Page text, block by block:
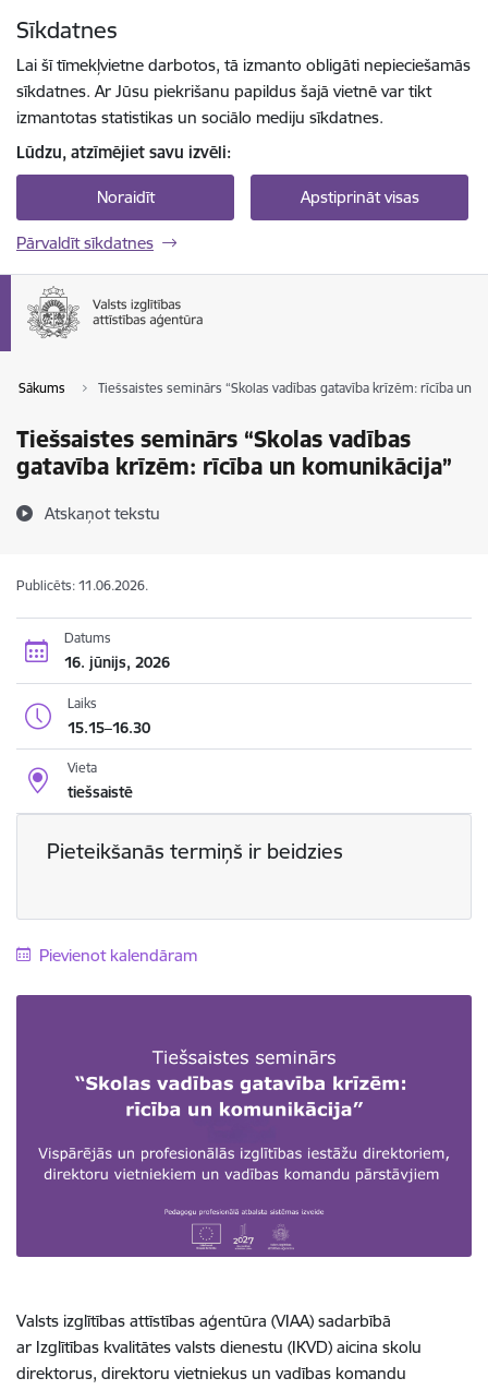
Sīkdatnes
Lai šī tīmekļvietne darbotos, tā izmanto obligāti nepieciešamās
sīkdatnes. Ar Jūsu piekrišanu papildus šajā vietnē var tikt
izmantotas statistikas un sociālo mediju sīkdatnes.
Lūdzu, atzīmējiet savu izvēli:
Noraidīt Apstiprināt visas
Pārvaldīt sīkdatnes
Sākums Tiešsaistes seminārs “Skolas vadības gatavība krīzēm: rīcība un
Tiešsaistes seminārs “Skolas vadības
gatavība krīzēm: rīcība un komunikācija”
Atskaņot tekstu
Publicēts: 11.06.2026.
Datums
16. jūnijs, 2026
Laiks
15.15–16.30
Vieta
tiešsaistē
Pieteikšanās termiņš ir beidzies
Pievienot kalendāram
Valsts izglītības attīstības aģentūra (VIAA) sadarbībā
ar Izglītības kvalitātes valsts dienestu (IKVD) aicina skolu
direktorus, direktoru vietniekus un vadības komandu